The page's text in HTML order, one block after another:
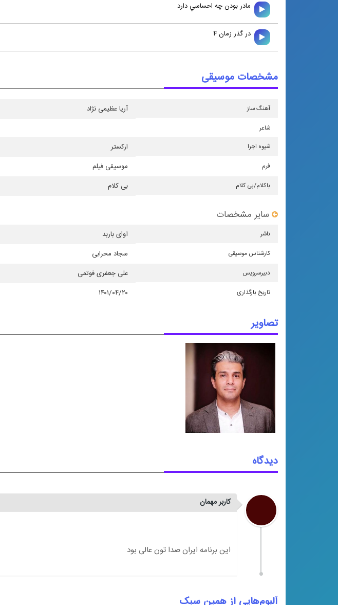
مادر بودن چه احساسي دارد
در گذر زمان ۴
مشخصات موسیقی
آهنگ ساز آریا عظیمی‌ نژاد
شاعر
شیوه اجرا
اركستر
فرم موسیقی فیلم
باكلام/بی كلام بی کلام
سایر مشخصات
ناشر آوای باربد
كارشناس موسیقی سجاد محرابی
دبیرسرویس علی جعفری فوتمی
تاریخ بارگذاری ۱۴۰۱/۰۴/۲۰
تصاویر
دیدگاه
کاربر مهمان